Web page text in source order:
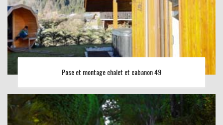
Pose et montage chalet et cabanon 49